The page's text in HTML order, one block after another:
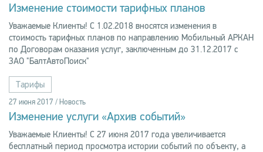
Изменение стоимости тарифных планов
Уважаемые Клиенты! С 1.02.2018 вносятся изменения в
стоимость тарифных планов по направлению Мобильный АРКАН
по Договорам оказания услуг, заключенным до 31.12.2017 с
ЗАО "БалтАвтоПоиск"
Тарифы
27 июня 2017 / Новость
Изменение услуги «Архив событий»
Уважаемые Клиенты! С 27 июня 2017 года увеличивается
бесплатный период просмотра истории событий по объекту, а